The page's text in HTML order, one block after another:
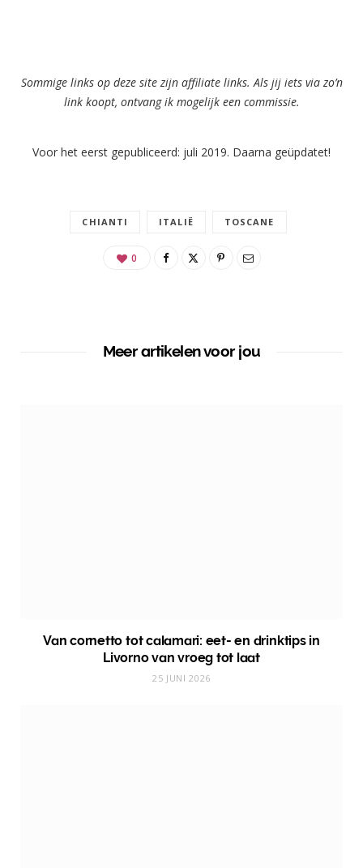
Sommige links op deze site zijn affiliate links. Als jij iets via zo’n
link koopt, ontvang ik mogelijk een commissie.
Voor het eerst gepubliceerd: juli 2019. Daarna geüpdatet!
CHIANTI ITALIË TOSCANE
0
Meer artikelen voor jou
Van cornetto tot calamari: eet- en drinktips in
Livorno van vroeg tot laat
25 JUNI 2026